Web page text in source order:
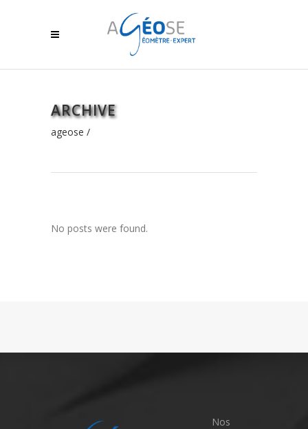
ARCHIVE
ageose /
No posts were found.
Nos